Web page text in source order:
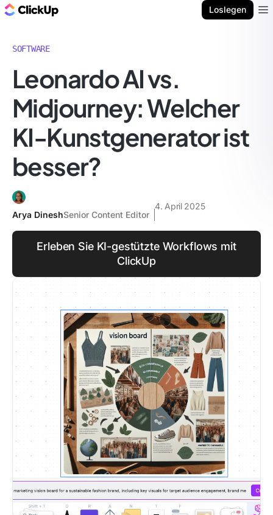
Loslegen
SOFTWARE
Leonardo AI vs.
Midjourney: Welcher
KI-Kunstgenerator ist
besser?
Arya DineshSenior Content Editor
4. April 2025
Erleben Sie KI-gestützte Workflows mit
ClickUp